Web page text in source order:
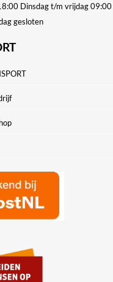
Dinsdag t/m vrijdag
gesloten